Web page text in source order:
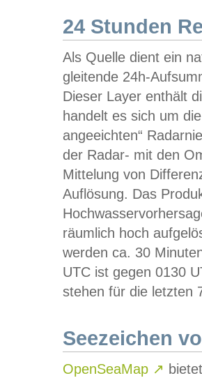
24 Stunden
Als Quelle dient ein
gleitende 24h-
Dieser Layer enthält
handelt es sich um
angeeichten“
der Radar- mit den
Mittelung von
Auflösung. Das
räumlich hoch
werden ca. 30
UTC ist gegen 0130
stehen für die letzten
Seezeichen
OpenSeaMap ↗